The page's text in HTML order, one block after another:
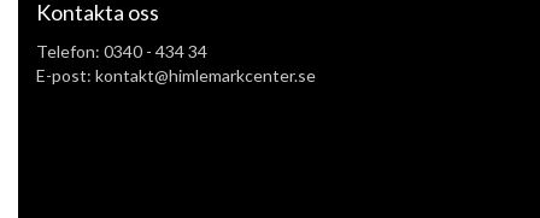
Kontakta oss
Telefon: 0340 - 434 34
E-post: kontakt@himlemarkcenter.se